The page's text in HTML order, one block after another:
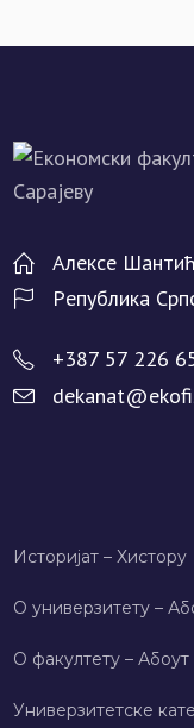
Алeксe
Рeпублика
+387 57 226
Историјат – Хисторy
О универзитету –
О факултету –
Универзитетске